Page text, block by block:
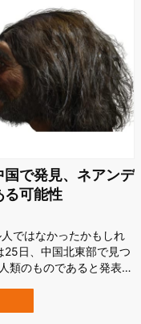
で発見、ネアンデ
る可能性
ではなかったかもしれ
25日、中国北東部で見つ
類のものであると発表し
く、ネアンデルタール
25日付けで科学誌